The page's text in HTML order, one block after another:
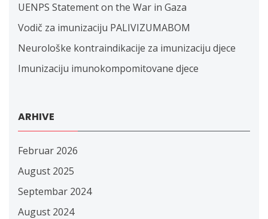
UENPS Statement on the War in Gaza
Vodič za imunizaciju PALIVIZUMABOM
Neurološke kontraindikacije za imunizaciju djece
Imunizaciju imunokompomitovane djece
ARHIVE
Februar 2026
August 2025
Septembar 2024
August 2024